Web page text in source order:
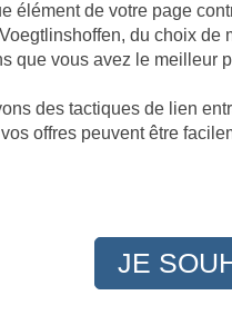
élément de votre page
du choix
que vous avez le meilleur
des tactiques de lien
offres peuvent être
JE